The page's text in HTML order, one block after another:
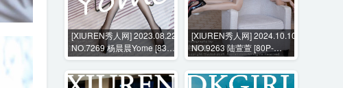
[XIUREN秀人网] 2023.08.22
NO.7269 杨晨晨Yome [83P-
647MB]
[XIUREN秀人网] 2024.10.10
NO.9263 陆萱萱 [80P-
735MB]